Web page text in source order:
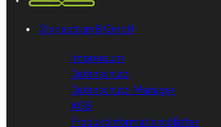
© spectrum8 GmbH
Impressum
Datenschutz
Datenschutz-Manager
AGB
Produktinformationsblätter